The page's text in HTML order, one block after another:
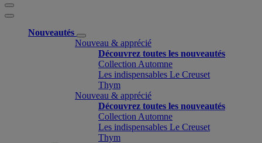
Nouveautés
Nouveau & apprécié
Découvrez toutes les nouveautés
Collection Automne
Les indispensables Le Creuset
Thym
Nouveau & apprécié
Découvrez toutes les nouveautés
Collection Automne
Les indispensables Le Creuset
Thym